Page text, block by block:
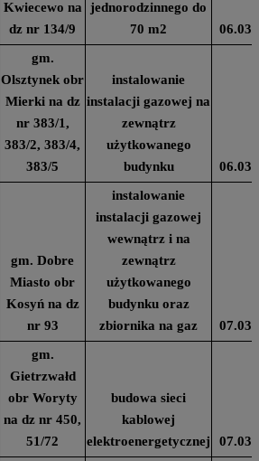
Kwiecewo na
dz nr 134/9
jednorodzinnego do
70 m2
gm.
Olsztynek obr
Mierki na dz
nr 383/1,
383/2, 383/4,
383/5
instalowanie
instalacji gazowej na
zewnątrz
użytkowanego
budynku
gm. Dobre
Miasto obr
Kosyń na dz
nr 93
instalowanie
instalacji gazowej
wewnątrz i na
zewnątrz
użytkowanego
budynku oraz
zbiornika na gaz
gm.
Gietrzwałd
obr Woryty
na dz nr 450,
51/72
budowa sieci
kablowej
elektroenergetycznej